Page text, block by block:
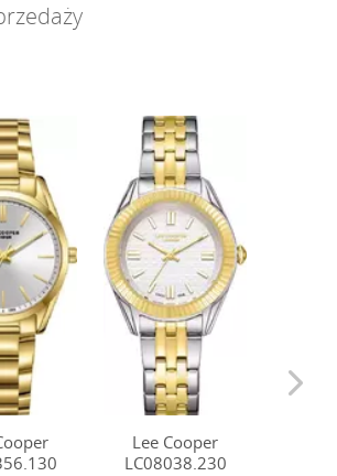
Lee Cooper
LC08038.230